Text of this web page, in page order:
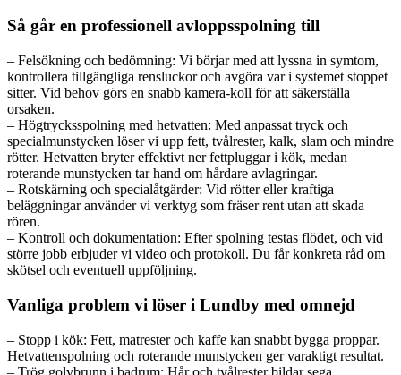
Så går en professionell avloppsspolning till
– Felsökning och bedömning: Vi börjar med att lyssna in symtom,
kontrollera tillgängliga rensluckor och avgöra var i systemet stoppet
sitter. Vid behov görs en snabb kamera-koll för att säkerställa
orsaken.
– Högtrycksspolning med hetvatten: Med anpassat tryck och
specialmunstycken löser vi upp fett, tvålrester, kalk, slam och mindre
rötter. Hetvatten bryter effektivt ner fettpluggar i kök, medan
roterande munstycken tar hand om hårdare avlagringar.
– Rotskärning och specialåtgärder: Vid rötter eller kraftiga
beläggningar använder vi verktyg som fräser rent utan att skada
rören.
– Kontroll och dokumentation: Efter spolning testas flödet, och vid
större jobb erbjuder vi video och protokoll. Du får konkreta råd om
skötsel och eventuell uppföljning.
Vanliga problem vi löser i Lundby med omnejd
– Stopp i kök: Fett, matrester och kaffe kan snabbt bygga proppar.
Hetvattenspolning och roterande munstycken ger varaktigt resultat.
– Trög golvbrunn i badrum: Hår och tvålrester bildar sega